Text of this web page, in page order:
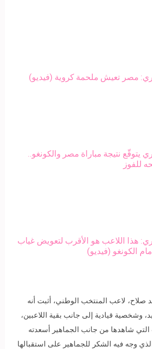
مصر تعيش ملحمة كروية (فيديو)
يتوقّع نتيجة مباراة مصر والكونغو..
للفوز
هذا اللاعب هو الأقرب لتعويض غياب
الكونغو (فيديو)
صلاح، لاعب المنتخب الوطني، أثبت أنه
وشخصية قيادية إلى جانب بقية اللاعبين،
شاهدها من جانب الجماهير أسعدته
وجه فيه الشكر للجماهير على استقبالها